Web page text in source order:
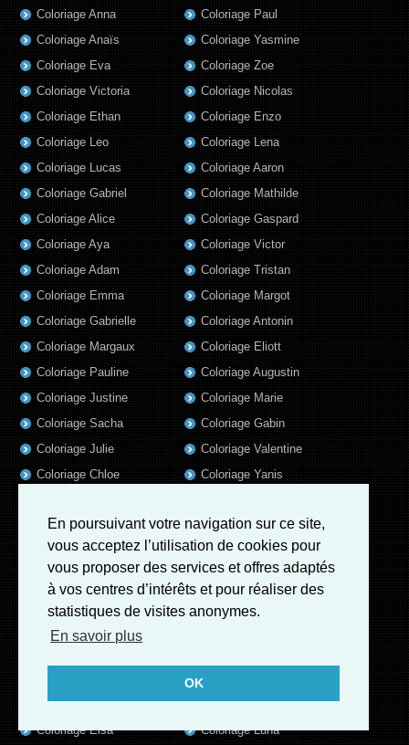
En poursuivant votre navigation sur ce site,
vous acceptez l’utilisation de cookies pour
vous proposer des services et offres adaptés
à vos centres d’intérêts et pour réaliser des
statistiques de visites anonymes.
En savoir plus
OK
Coloriage Anna
Coloriage Anaïs
Coloriage Eva
Coloriage Victoria
Coloriage Ethan
Coloriage Leo
Coloriage Lucas
Coloriage Gabriel
Coloriage Alice
Coloriage Aya
Coloriage Adam
Coloriage Emma
Coloriage Gabrielle
Coloriage Paul
Coloriage Yasmine
Coloriage Zoe
Coloriage Nicolas
Coloriage Enzo
Coloriage Lena
Coloriage Aaron
Coloriage Mathilde
Coloriage Gaspard
Coloriage Victor
Coloriage Tristan
Coloriage Margot
Coloriage Antonin
Coloriage Margaux
Coloriage Pauline
Coloriage Justine
Coloriage Sacha
Coloriage Julie
Coloriage Chloe
Coloriage Clemence
Coloriage Emilie
Coloriage Axel
Coloriage Lola
Coloriage Samuel
Coloriage Romain
Coloriage Elsa
Coloriage Eliott
Coloriage Augustin
Coloriage Marie
Coloriage Gabin
Coloriage Valentine
Coloriage Yanis
Coloriage Timothee
Coloriage Tom
Coloriage Liam
Coloriage Mathis
Coloriage Matthieu
Coloriage Luna